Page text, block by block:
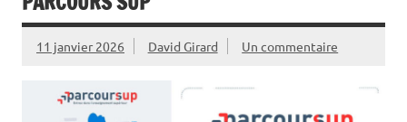
11 janvier 2026 David Girard Un commentaire